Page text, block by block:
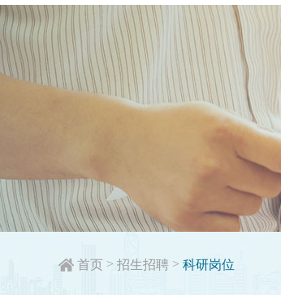
首页 > 招生招聘 > 科研岗位